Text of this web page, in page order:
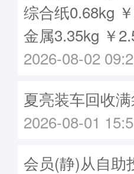
综合纸0.68kg
金属3.35kg ￥
2026-08-02
夏亮装车回收
2026-08-01
会员(静)从自助